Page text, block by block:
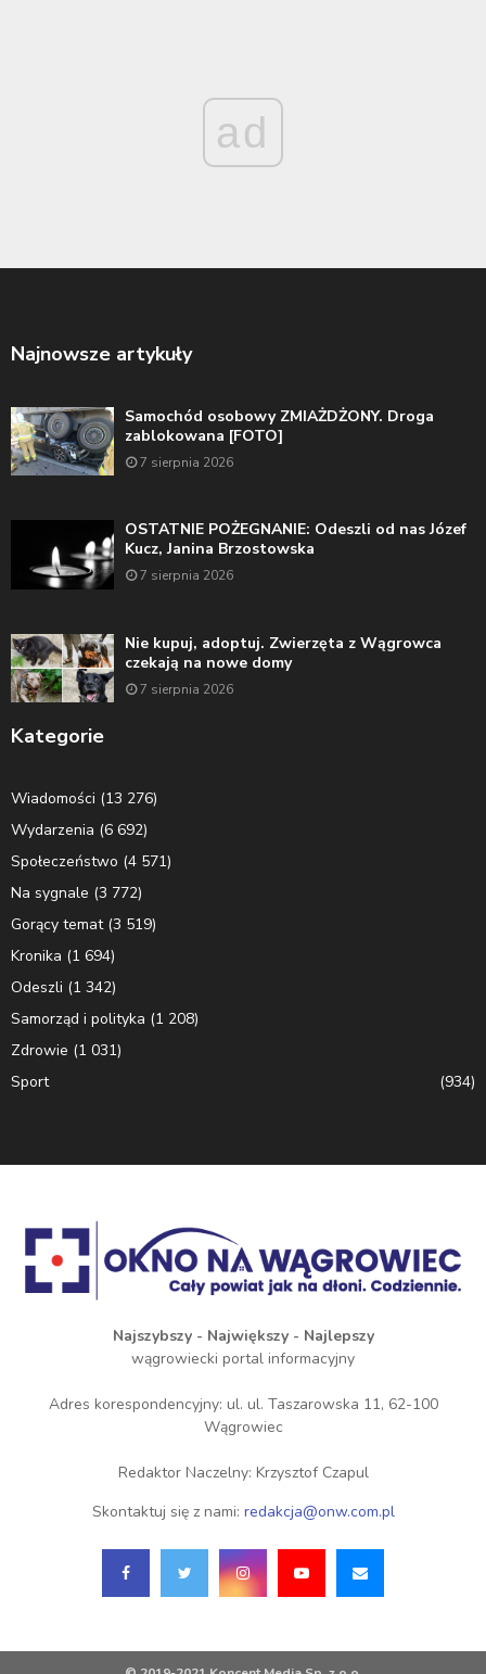
ad
Najnowsze artykuły
Samochód osobowy ZMIAŻDŻONY. Droga
zablokowana [FOTO]
7 sierpnia 2026
OSTATNIE POŻEGNANIE: Odeszli od nas Józef
Kucz, Janina Brzostowska
7 sierpnia 2026
Nie kupuj, adoptuj. Zwierzęta z Wągrowca
czekają na nowe domy
7 sierpnia 2026
Kategorie
Wiadomości (13 276)
Wydarzenia (6 692)
Społeczeństwo (4 571)
Na sygnale (3 772)
Gorący temat(3 519)
Kronika (1 694)
Odeszli (1 342)
Samorząd i polityka (1 208)
Zdrowie (1 031)
Sport
(934)
Najszybszy - Największy - Najlepszy
wągrowiecki portal informacyjny
Adres korespondencyjny: ul. ul. Taszarowska 11, 62-100
Wągrowiec
Redaktor Naczelny: Krzysztof Czapul
Skontaktuj się z nami: redakcja@onw.com.pl